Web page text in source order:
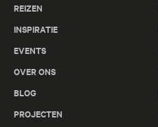
REIZEN
INSPIRATIE
EVENTS
OVER ONS
BLOG
PROJECTEN